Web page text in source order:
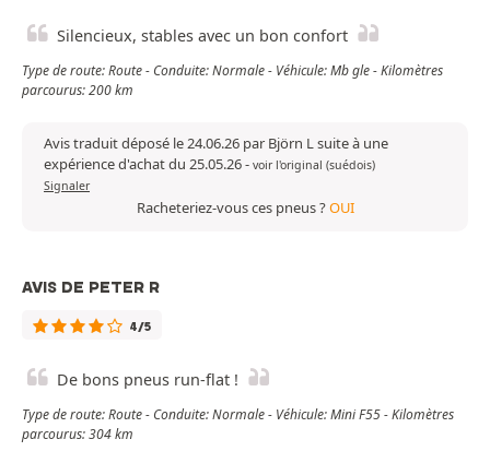
Silencieux, stables avec un bon confort
Type de route: Route - Conduite: Normale - Véhicule: Mb gle - Kilomètres
parcourus: 200 km
Avis traduit déposé le 24.06.26 par Björn L suite à une
expérience d'achat du 25.05.26- voir l'original (suédois)
Signaler
Racheteriez-vous ces pneus ?OUI
AVIS DE PETER R
4/5
De bons pneus run-flat !
Type de route: Route - Conduite: Normale - Véhicule: Mini F55 - Kilomètres
parcourus: 304 km